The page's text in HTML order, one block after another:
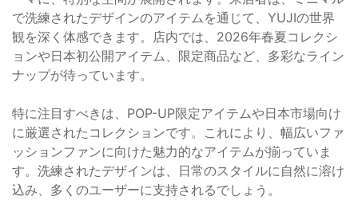
で洗練されたデザインのアイテムを通じて、YUJIの世界
観を深く体感できます。店内では、2026年春夏コレクシ
ョンや日本初公開アイテム、限定商品など、多彩なライン
ナップが待っています。
特に注目すべきは、POP-UP限定アイテムや日本市場向け
に厳選されたコレクションです。これにより、幅広いファ
ッションファンに向けた魅力的なアイテムが揃っていま
す。洗練されたデザインは、日常のスタイルに自然に溶け
込み、多くのユーザーに支持されるでしょう。